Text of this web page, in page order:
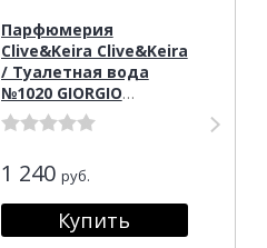
Парфюмерия
Clive&Keira Clive&Keira
/ Туалетная вода
№1020 GIORGIO
ARMANI SI 30ml
1 240 руб.